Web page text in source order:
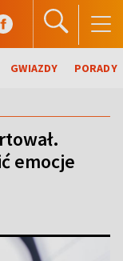
GWIAZDY PORADY
emocje